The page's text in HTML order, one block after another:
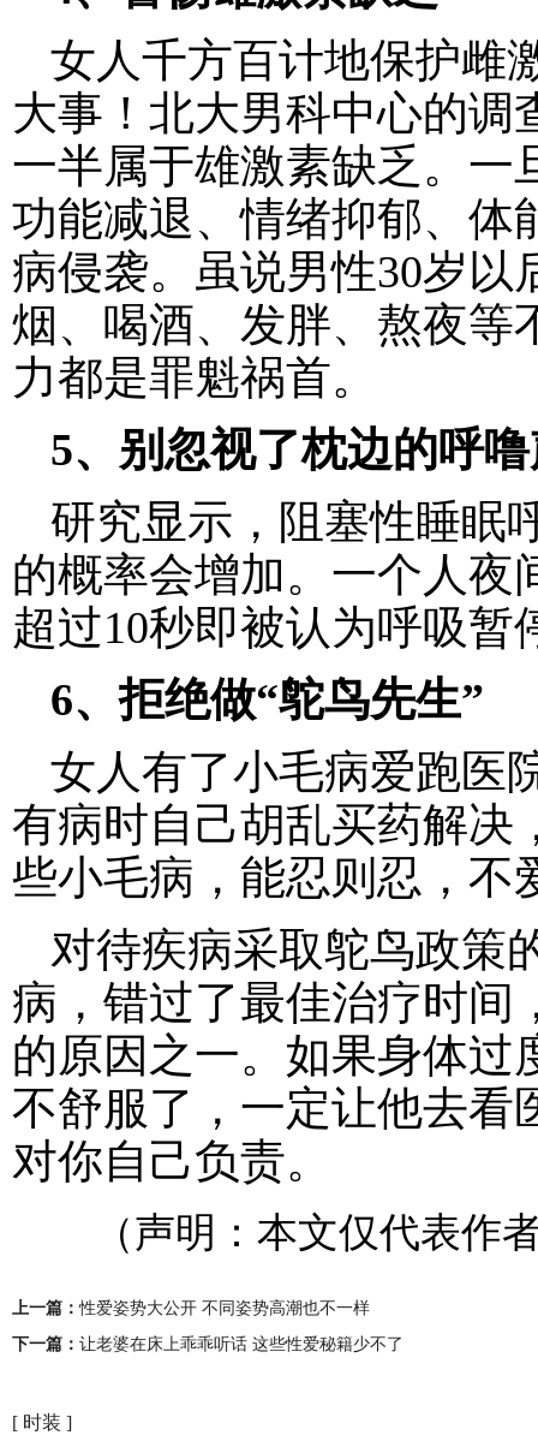
女人千方百计地保护雌
大事！北大男科中心的调
一半属于雄激素缺乏。一
功能减退、情绪抑郁、体
病侵袭。虽说男性30岁以
烟、喝酒、发胖、熬夜等
力都是罪魁祸首。
5、别忽视了枕边的呼
研究显示，阻塞性睡眠
的概率会增加。一个人夜
超过10秒即被认为呼吸
6、拒绝做“鸵鸟先生”
女人有了小毛病爱跑医
有病时自己胡乱买药解决
些小毛病，能忍则忍，不
对待疾病采取鸵鸟政策
病，错过了最佳治疗时间
的原因之一。如果身体过
不舒服了，一定让他去看
对你自己负责。
（声明：本文仅代表作者
上一篇：性爱姿势大公开 不同姿势高潮也不一样
下一篇： 让老婆在床上乖乖听话 这些性爱秘籍少不了
[ 时装 ]